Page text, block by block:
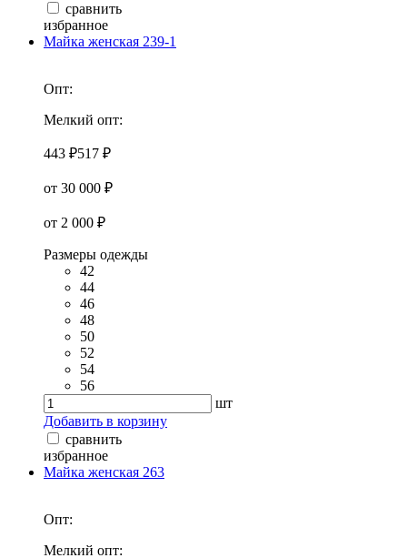
сравнить
избранное
Майка женская 239-1
Опт:
Мелкий опт:
443 ₽517 ₽
от 30 000 ₽
от 2 000 ₽
Размеры одежды
42
44
46
48
50
52
54
56
шт
Добавить в корзину
сравнить
избранное
Майка женская 263
Опт:
Мелкий опт: